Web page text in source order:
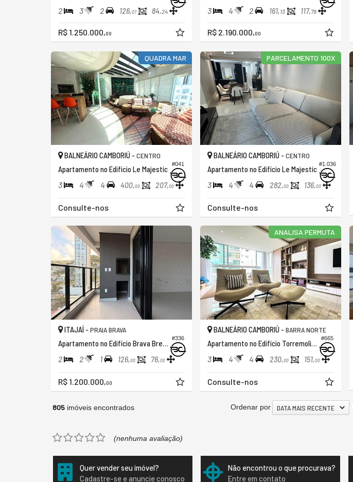
2 3 2 126,07 84,24
R$ 1.250.000,00
3 4 2 161,13 117,79
R$ 2.190.000,00
QUADRA MAR
#041
BALNEÁRIO CAMBORIÚ - CENTRO
Apartamento no Edifício Le Majestic
3 4 4 400,00 207,00
Consulte-nos
PARCELAMENTO 100X
#1.036
BALNEÁRIO CAMBORIÚ - CENTRO
Apartamento no Edifício Le Majestic
3 4 4 282,00 136,00
Consulte-nos
#336
ITAJAÍ - PRAIA BRAVA
Apartamento no Edifício Brava Breeze Residence
2 2 1 126,00 76,00
R$ 1.200.000,00
ANALISA PERMUTA
#665
BALNEÁRIO CAMBORIÚ - BARRA NORTE
Apartamento no Edifício Torremolinos
3 4 4 230,00 151,00
Consulte-nos
805 imóveis encontrados Ordenar por DATA MAIS RECENTE
(nenhuma avaliação)
Quer vender seu imóvel?
Cadastre-se e anuncie conosco
Não encontrou o que procurava?
Entre em contato